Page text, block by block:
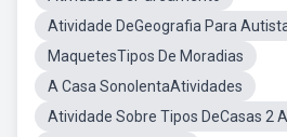
Atividade DeGeografia Para
MaquetesTipos De Moradias
A Casa SonolentaAtividades
Atividade Sobre Tipos DeCasas 2